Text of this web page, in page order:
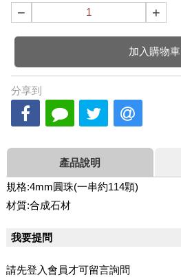
− +
加入購物車
分享到
產品說明
規格:4mm圓珠(一串約114顆)
材質:合成石材
我要提問
請先登入會員才可留言詢問